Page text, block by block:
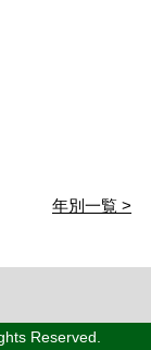
年別一覧 >
Reserved.